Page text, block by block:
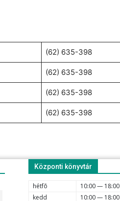
(62) 635-398
(62) 635-398
(62) 635-398
(62) 635-398
Központi könyvtár
hétfõ
10:00 — 18:00
kedd
10:00 — 18:00